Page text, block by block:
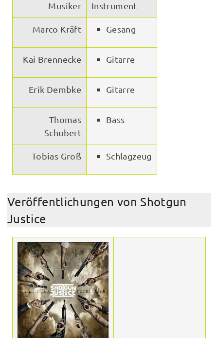
Musiker Instrument
Marco Kräft Gesang
Kai Brennecke Gitarre
Erik Dembke Gitarre
Thomas
Schubert
Bass
Tobias Groß Schlagzeug
Veröffentlichungen von Shotgun
Justice